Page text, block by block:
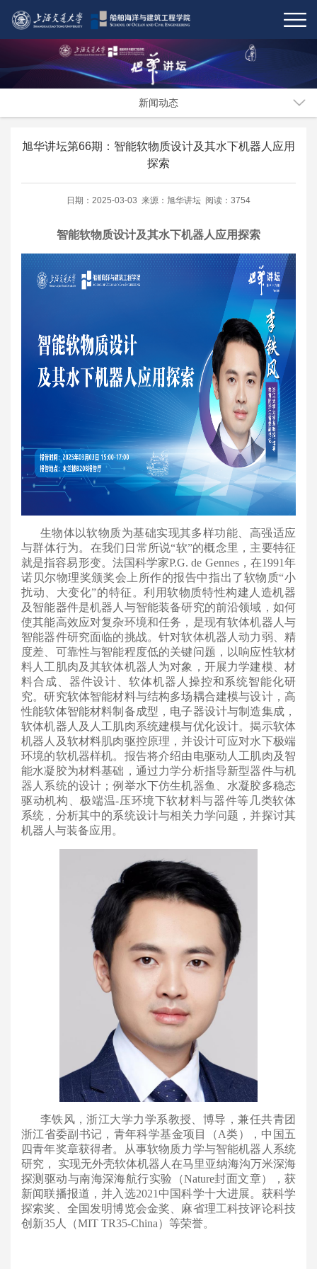
新闻动态
旭华讲坛第66期：智能软物质设计及其水下机器人应用
探索
日期：2025-03-03 来源：旭华讲坛 阅读：3754
智能软物质设计及其水下机器人应用探索
生物体以软物质为基础实现其多样功能、高强适应
与群体行为。在我们日常所说“软”的概念里，主要特征
就是指容易形变。法国科学家P.G. de Gennes，在1991年
诺贝尔物理奖颁奖会上所作的报告中指出了软物质“小
扰动、大变化”的特征。利用软物质特性构建人造机器
及智能器件是机器人与智能装备研究的前沿领域，如何
使其能高效应对复杂环境和任务，是现有软体机器人与
智能器件研究面临的挑战。针对软体机器人动力弱、精
度差、可靠性与智能程度低的关键问题，以响应性软材
料人工肌肉及其软体机器人为对象，开展力学建模、材
料合成、器件设计、软体机器人操控和系统智能化研
究。研究软体智能材料与结构多场耦合建模与设计，高
性能软体智能材料制备成型，电子器设计与制造集成，
软体机器人及人工肌肉系统建模与优化设计。揭示软体
机器人及软材料肌肉驱控原理，并设计可应对水下极端
环境的软机器样机。报告将介绍由电驱动人工肌肉及智
能水凝胶为材料基础，通过力学分析指导新型器件与机
器人系统的设计；例举水下仿生机器鱼、水凝胶多稳态
驱动机构、极端温-压环境下软材料与器件等几类软体
系统，分析其中的系统设计与相关力学问题，并探讨其
机器人与装备应用。
李铁风，浙江大学力学系教授、博导，兼任共青团
浙江省委副书记，青年科学基金项目（A类），中国五
四青年奖章获得者。从事软物质力学与智能机器人系统
研究， 实现无外壳软体机器人在马里亚纳海沟万米深海
探测驱动与南海深海航行实验（Nature封面文章），获
新闻联播报道，并入选2021中国科学十大进展。获科学
探索奖、全国发明博览会金奖、麻省理工科技评论科技
创新35人（MIT TR35-China）等荣誉。